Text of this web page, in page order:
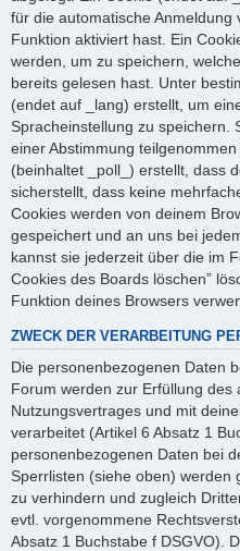
für die automatische
Funktion aktiviert hast. Ein
werden, um zu speichern,
bereits gelesen hast. Unter
(endet auf _lang) erstellt, um
Spracheinstellung zu speichern.
einer Abstimmung
(beinhaltet _poll_) erstellt, dass
sicherstellt, dass keine
Cookies werden von deinem
gespeichert und an uns bei
kannst sie jederzeit über die im
Cookies des Boards löschen”
Funktion deines Browsers
ZWECK DER VERARBEITUNG
Die personenbezogenen Daten
Forum werden zur Erfüllung des
Nutzungsvertrages und mit
verarbeitet (Artikel 6 Absatz 1
personenbezogenen Daten bei
Sperrlisten (siehe oben) werden
zu verhindern und zugleich
evtl. vorgenommene
Absatz 1 Buchstabe f DSGVO).